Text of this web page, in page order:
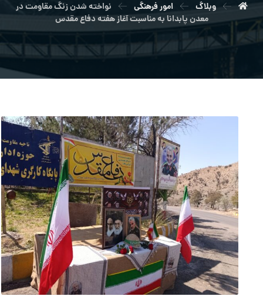
وبلاگ امور فرهنگی
نواخته شدن زنگ مقاومت در
معدن پابدانا به مناسبت آغاز هفته دفاع مقدس